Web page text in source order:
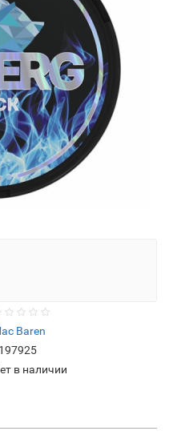
Baren
в наличии